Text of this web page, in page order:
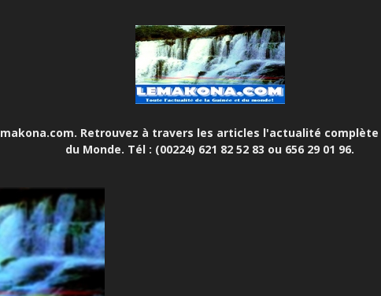
Retrouvez à travers les articles l'actualité complète
du Monde. Tél : (00224) 621 82 52 83 ou 656 29 01 96.